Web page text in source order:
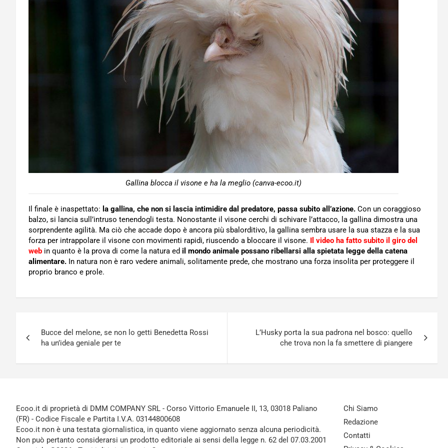
Gallina blocca il visone e ha la meglio (canva-ecoo.it)
Il finale è inaspettato: la gallina, che non si lascia intimidire dal predatore, passa subito all’azione. Con un coraggioso
balzo, si lancia sull’intruso tenendogli testa. Nonostante il visone cerchi di schivare l’attacco, la gallina dimostra una
sorprendente agilità. Ma ciò che accade dopo è ancora più sbalorditivo, la gallina sembra usare la sua stazza e la sua
forza per intrappolare il visone con movimenti rapidi, riuscendo a bloccare il visone. Il video ha fatto subito il giro del
web in quanto è la prova di come la natura ed il mondo animale possano ribellarsi alla spietata legge della catena
alimentare. In natura non è raro vedere animali, solitamente prede, che mostrano una forza insolita per proteggere il
proprio branco e prole.
articoli
Bucce del melone, se non lo getti Benedetta Rossi
ha un’idea geniale per te
L’Husky porta la sua padrona nel bosco: quello
che trova non la fa smettere di piangere
Ecoo.it di proprietà di DMM COMPANY SRL - Corso Vittorio Emanuele II, 13, 03018 Paliano
(FR) - Codice Fiscale e Partita I.V.A. 03144800608
Ecoo.it non è una testata giornalistica, in quanto viene aggiornato senza alcuna periodicità.
Non può pertanto considerarsi un prodotto editoriale ai sensi della legge n. 62 del 07.03.2001
Chi Siamo
Redazione
Contatti